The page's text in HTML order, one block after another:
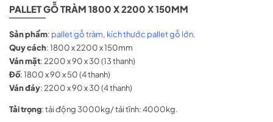
PALLET GỖ TRÀM 1800 X 2200 X 150MM
Sản phẩm: pallet gỗ tràm, kích thước pallet gỗ lớn.
Quy cách: 1800 x 2200 x 150mm
Ván mặt: 2200 x 90 x 30 (13 thanh)
Đố: 1800 x 90 x 50 (4 thanh)
Ván đáy: 2200 x 90 x 30 (4 thanh)
Tải trọng: tải động 3000kg/ tải tĩnh: 4000kg.